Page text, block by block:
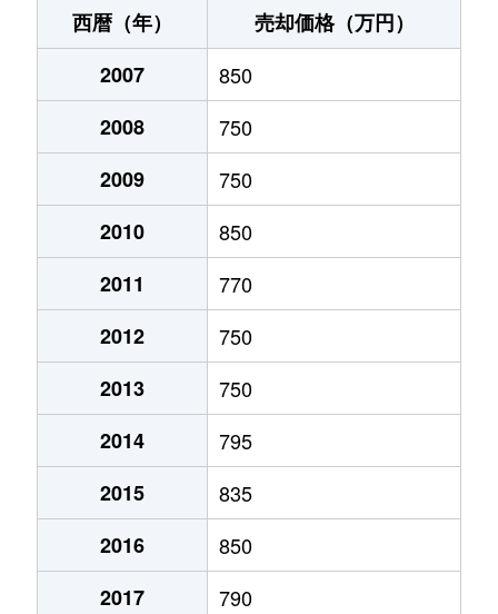
加古川町
加古川
徒歩15分
加古川町
2,300万円
加古川町
480万円
加古川町
500万円
加古川町
330万円
加古川町
1,500万円
加古川町
660万円
加古川町
900万円
加古川町
2,400万円
加古川町
160万円
加古川町
3,000万円
加古川町
450万円
西暦（年）
売却価格（万円）
2007
850
2008
750
2009
750
2010
850
2011
770
2012
750
2013
750
2014
795
2015
835
2016
850
2017
790